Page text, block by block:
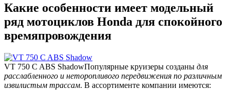
Какие особенности имеет модельный
ряд мотоциклов Honda для спокойного
времяпровождения
VT 750 C ABS ShadowПопулярные круизеры созданы для
расслабленного и неторопливого передвижения по различным
извилистым трассам. В ассортименте компании имеются: